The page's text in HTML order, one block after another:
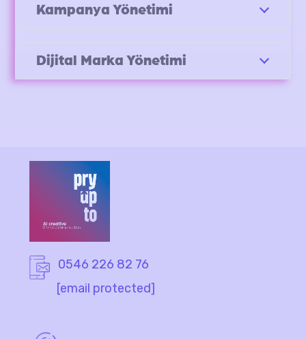
Kampanya Yönetimi
Dijital Marka Yönetimi
0546 226 82 76
[email protected]